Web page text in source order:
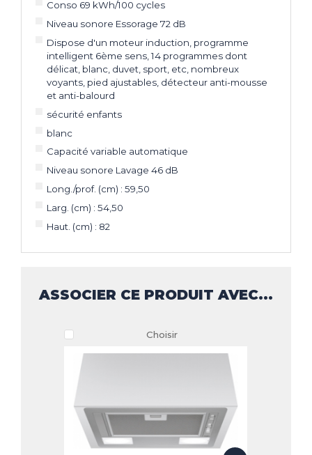
Conso 69 kWh/100 cycles
Niveau sonore Essorage 72 dB
Dispose d'un moteur induction, programme
intelligent 6ème sens, 14 programmes dont
délicat, blanc, duvet, sport, etc, nombreux
voyants, pied ajustables, détecteur anti-mousse
et anti-balourd
sécurité enfants
blanc
Capacité variable automatique
Niveau sonore Lavage 46 dB
Long./prof. (cm) : 59,50
Larg. (cm) : 54,50
Haut. (cm) : 82
ASSOCIER CE PRODUIT AVEC...
Choisir